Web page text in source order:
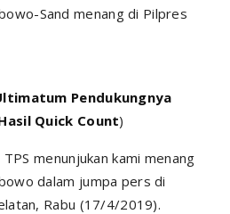
Sand menang di Pilpres
Pendukungnya
Quick Count)
menunjukan kami menang
dalam jumpa pers di
Rabu (17/4/2019).